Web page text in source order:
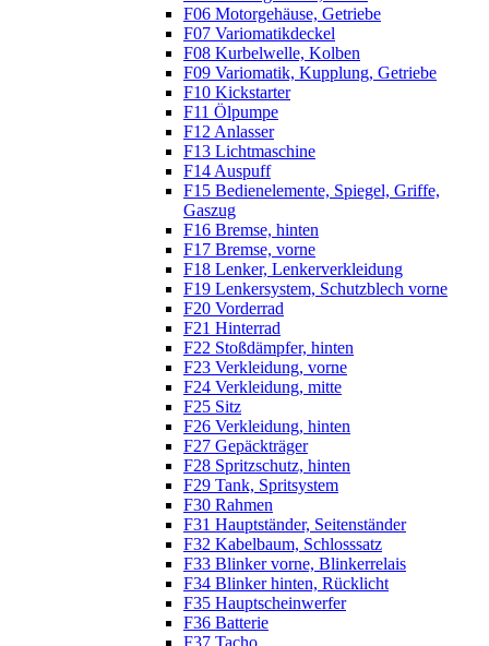
F06 Motorgehäuse, Getriebe
F07 Variomatikdeckel
F08 Kurbelwelle, Kolben
F09 Variomatik, Kupplung, Getriebe
F10 Kickstarter
F11 Ölpumpe
F12 Anlasser
F13 Lichtmaschine
F14 Auspuff
F15 Bedienelemente, Spiegel, Griffe,
Gaszug
F16 Bremse, hinten
F17 Bremse, vorne
F18 Lenker, Lenkerverkleidung
F19 Lenkersystem, Schutzblech vorne
F20 Vorderrad
F21 Hinterrad
F22 Stoßdämpfer, hinten
F23 Verkleidung, vorne
F24 Verkleidung, mitte
F25 Sitz
F26 Verkleidung, hinten
F27 Gepäckträger
F28 Spritzschutz, hinten
F29 Tank, Spritsystem
F30 Rahmen
F31 Hauptständer, Seitenständer
F32 Kabelbaum, Schlosssatz
F33 Blinker vorne, Blinkerrelais
F34 Blinker hinten, Rücklicht
F35 Hauptscheinwerfer
F36 Batterie
F37 Tacho